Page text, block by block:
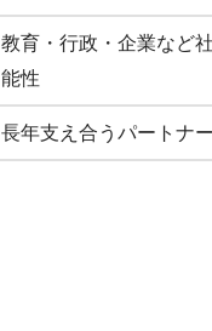
教育・行政・企業など
能性
長年支え合うパートナ